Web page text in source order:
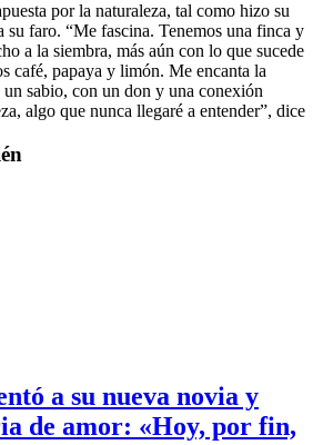
por la naturaleza, tal como hizo su
su faro. “Me fascina. Tenemos una finca y
a la siembra, más aún con lo que sucede
café, papaya y limón. Me encanta la
sabio, con un don y una conexión
algo que nunca llegaré a entender”, dice
a su nueva novia y
de amor: «Hoy, por fin,